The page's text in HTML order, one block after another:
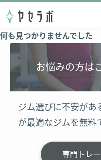
何も見つかりませんでした
お悩みの方は
ジム選びに不安があ
が最適なジムを無料
専門トレ